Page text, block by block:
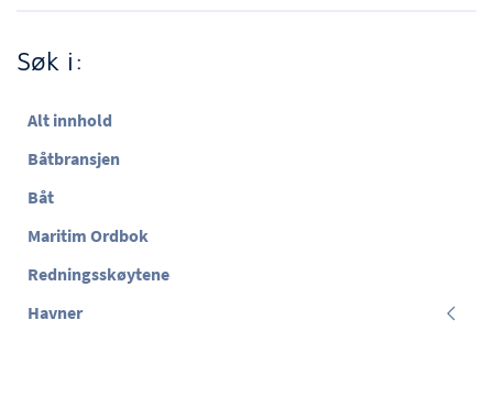
Søk i:
Alt innhold
Båtbransjen
Båt
Maritim Ordbok
Redningsskøytene
Havner